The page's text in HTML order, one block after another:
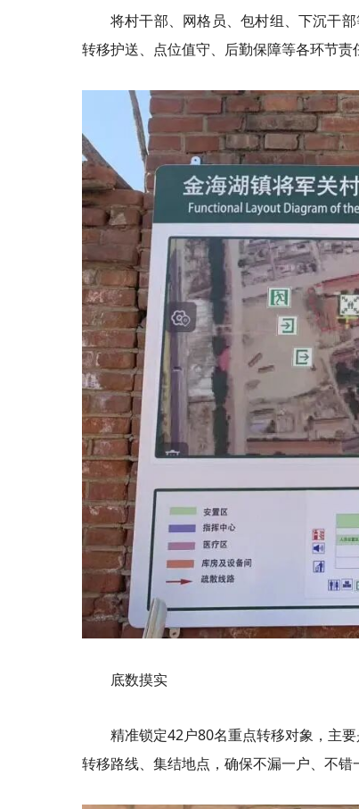
将村干部、网格员、包村组、下沉干
转移护送、点位值守、后勤保障等各环节责
底数摸实
精准锁定42户80名重点转移对象，主
转移路线、集结地点，确保不漏一户、不错